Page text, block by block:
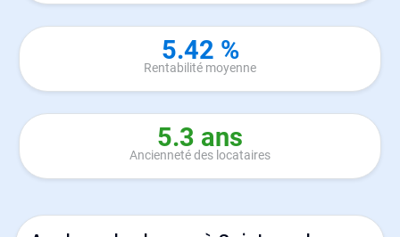
5.42 %
Rentabilité moyenne
5.3 ans
Ancienneté des locataires